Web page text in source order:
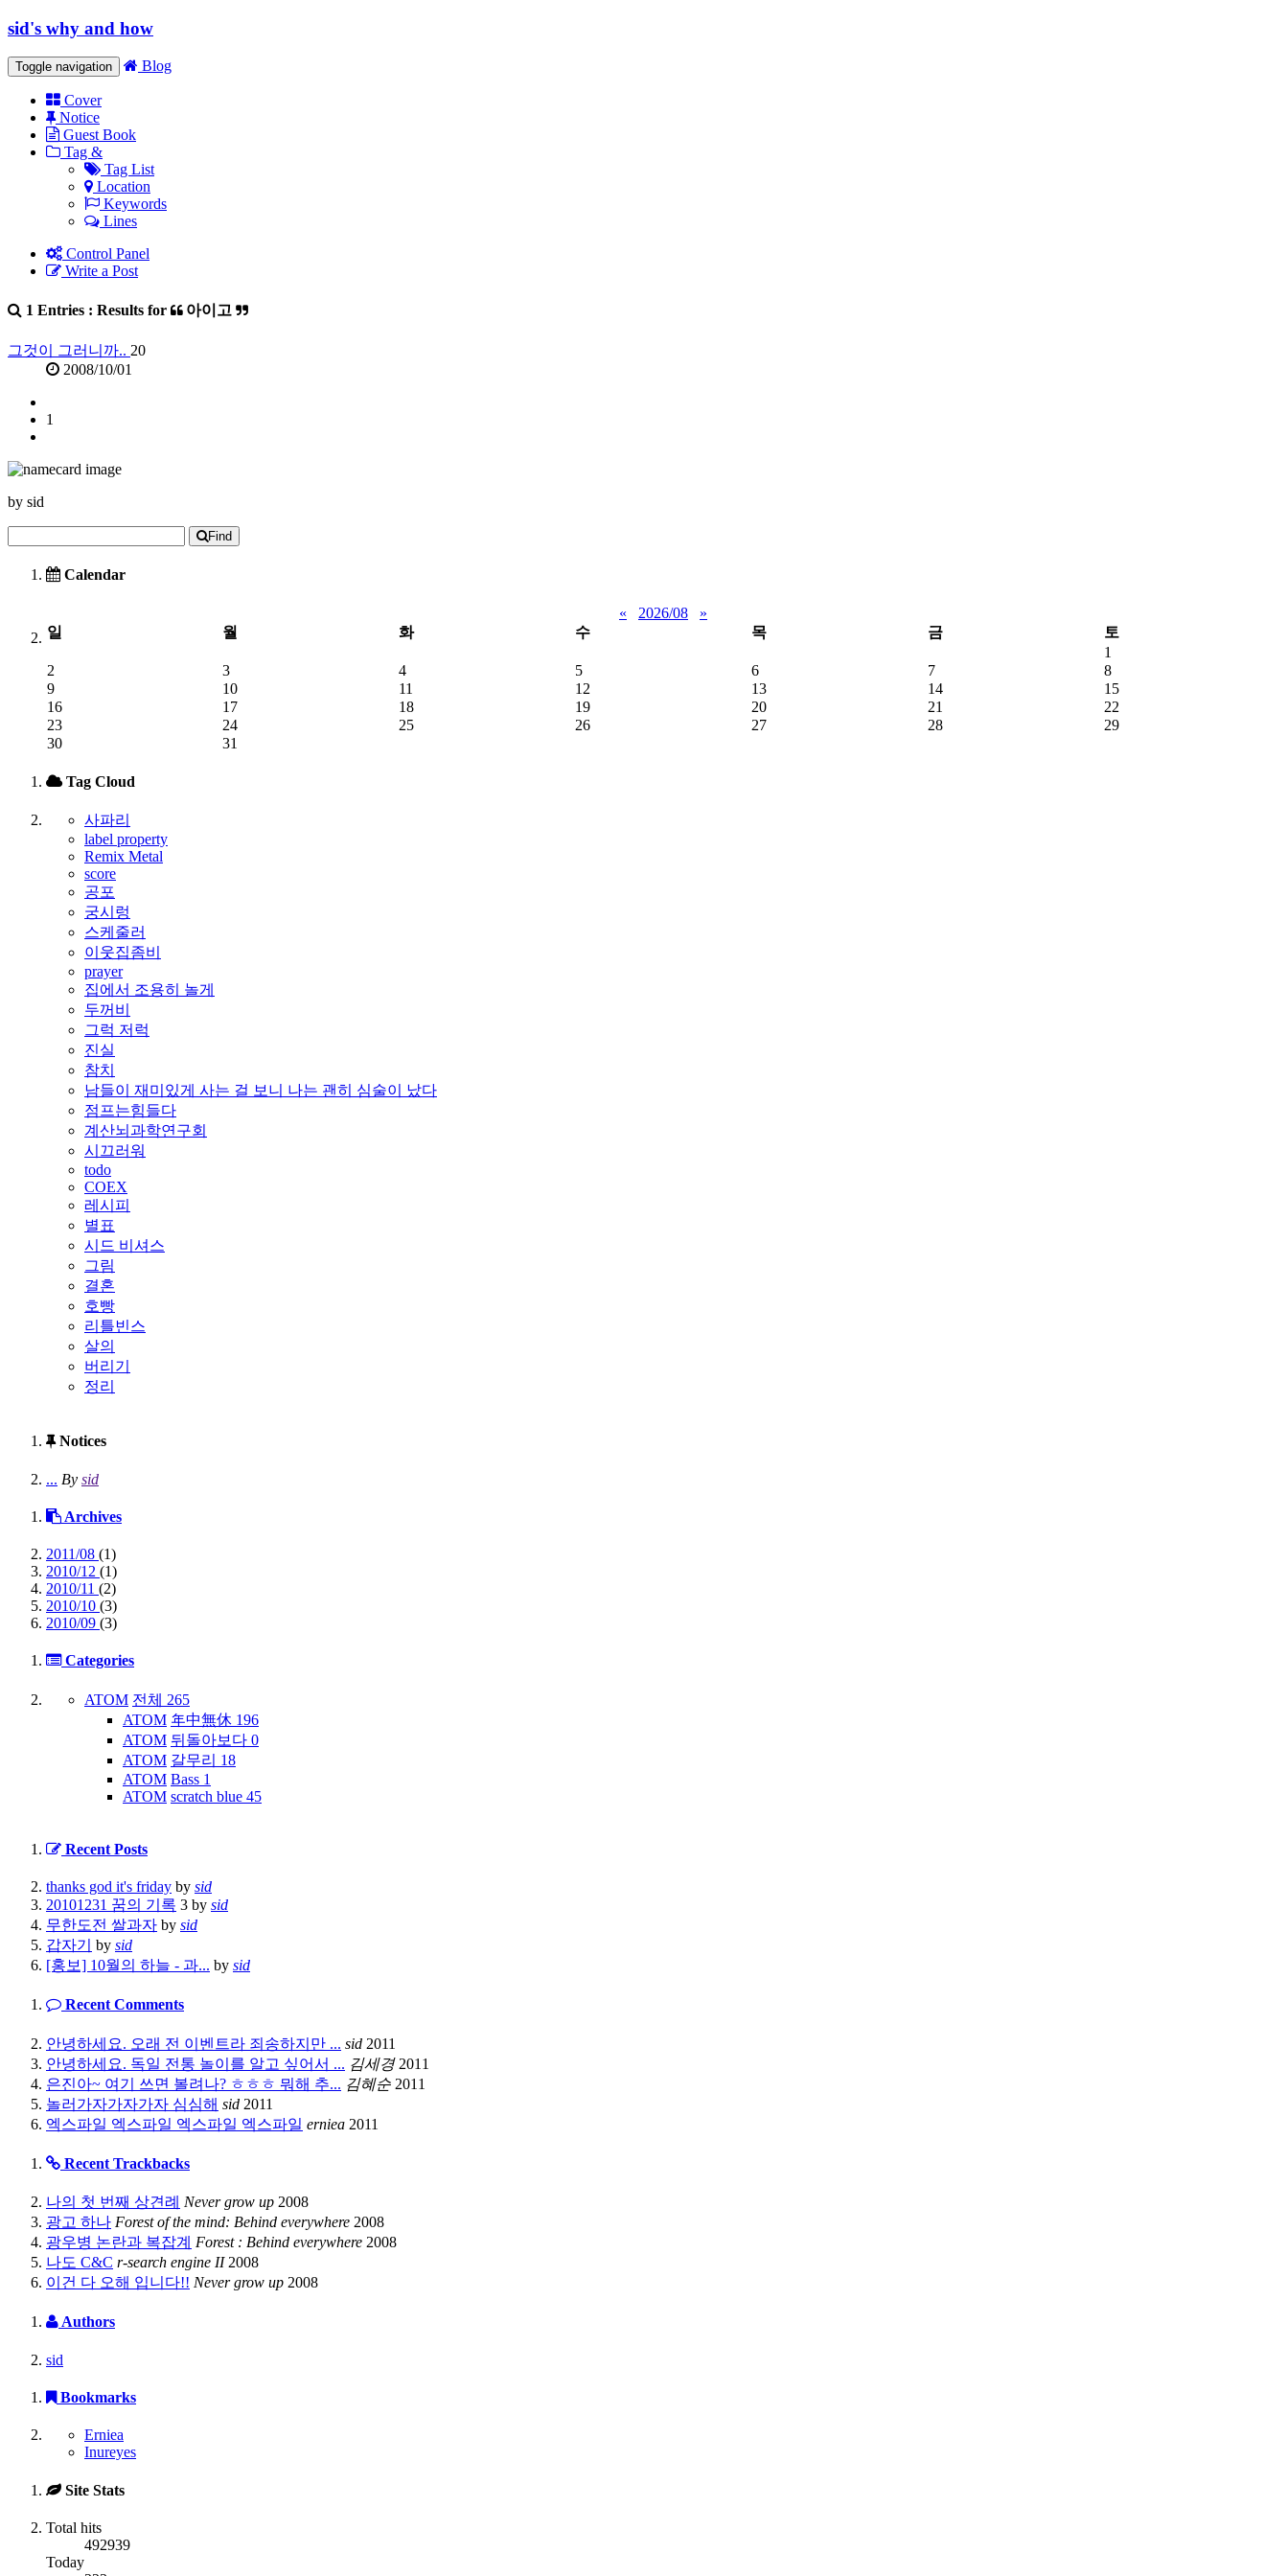
sid's why and how
Toggle navigation Blog
Cover
Notice
Guest Book
Tag &
Tag List
Location
Keywords
Lines
Control Panel
Write a Post
1 Entries : Results for 아이고
그것이 그러니까.. 20
2008/10/01
1
by sid
Find
Calendar
« 2026/08
»
일
월 화 수 목 금
토
1
2
3 4 5 6 7
8
9
10 11 12 13 14
15
16
17 18 19 20 21
22
23
24 25 26 27 28
29
30
31
Tag Cloud
사파리
label property
Remix Metal
score
공포
궁시렁
스케줄러
이웃집좀비
prayer
집에서 조용히 놀게
두꺼비
그럭 저럭
진실
참치
남들이 재미있게 사는 걸 보니 나는 괜히 심술이 났다
점프는힘들다
계산뇌과학연구회
시끄러워
todo
COEX
레시피
별표
시드 비셔스
그림
결혼
호빵
리틀빈스
살의
버리기
정리
Notices
... By sid
Archives
2011/08 (1)
2010/12 (1)
2010/11 (2)
2010/10 (3)
2010/09 (3)
Categories
ATOM 전체 265
ATOM 年中無休 196
ATOM 뒤돌아보다 0
ATOM 갈무리 18
ATOM Bass 1
ATOM scratch blue 45
Recent Posts
thanks god it's friday by sid
20101231 꿈의 기록 3 by sid
무한도전 쌀과자 by sid
갑자기
by sid
[홍보] 10월의 하늘 - 과... by sid
Recent Comments
안녕하세요. 오래 전 이벤트라 죄송하지만 ... sid 2011
안녕하세요. 독일 전통 놀이를 알고 싶어서 ... 김세경 2011
은진아~ 여기 쓰면 볼려나? ㅎㅎㅎ 뭐해 추... 김혜순 2011
놀러가자가자가자 심심해 sid 2011
엑스파일 엑스파일 엑스파일 엑스파일 erniea 2011
Recent Trackbacks
나의 첫 번째 상견례 Never grow up 2008
광고 하나 Forest of the mind: Behind everywhere 2008
광우병 논란과 복잡계 Forest : Behind everywhere 2008
나도 C&C r-search engine II 2008
이건 다 오해 입니다!! Never grow up 2008
Authors
sid
Bookmarks
Erniea
Inureyes
Site Stats
Total hits
492939
Today